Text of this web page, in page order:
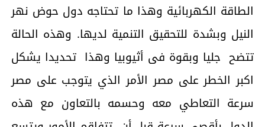
الطاقة الكهربائية وهذا ما تحتاجه دول حوض نهر
النيل وبشدة للتحقيق التنمية لديها. وهذه الحالة
تتضح جليا وبقوة فى أثيوبيا وهذا تحديدا يشكل
اكبر الخطر على مصر الأمر الذي يتوجب على مصر
سرعة التعاطي معه وحسمه بالتعاون مع هذه